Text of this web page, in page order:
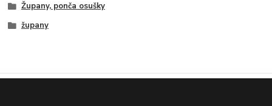
Župany, ponča osušky
župany